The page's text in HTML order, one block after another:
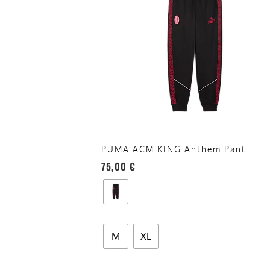
PUMA ACM KING Anthem Pant
75,00 €
M XL
del
prodotto